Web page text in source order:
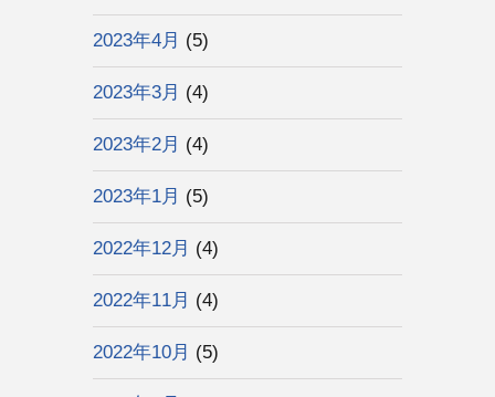
2023年4月 (5)
2023年3月 (4)
2023年2月 (4)
2023年1月 (5)
2022年12月 (4)
2022年11月 (4)
2022年10月 (5)